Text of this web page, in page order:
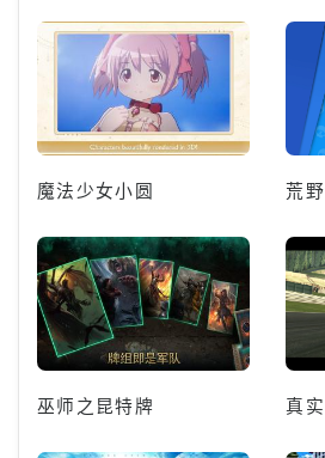
魔法少女小圆 荒
巫师之昆特牌 真